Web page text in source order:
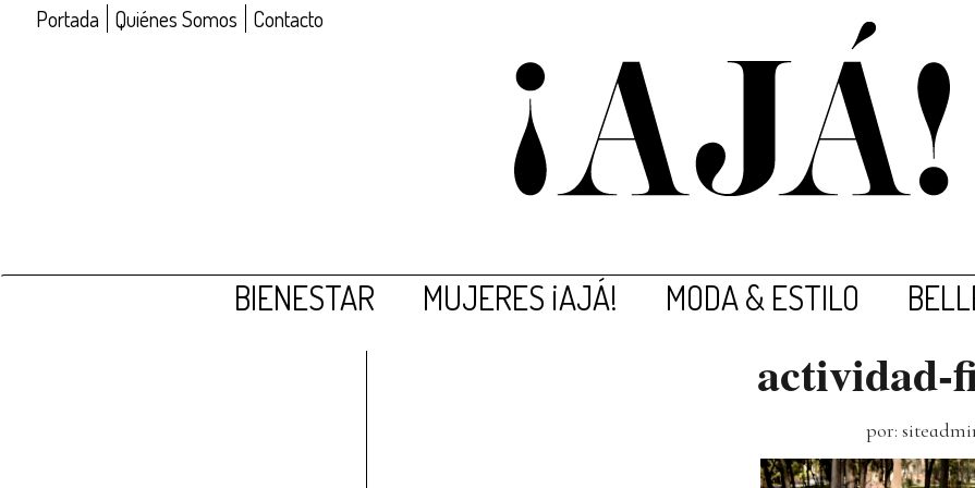
Portada Quiénes Somos Contacto
BIENESTAR MUJERES ¡AJÁ! MODA & ESTILO
actividad-
por: